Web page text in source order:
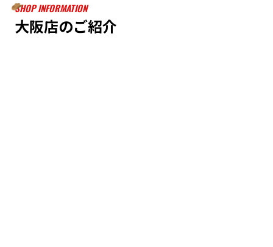
SHOP INFORMATION
大阪店のご紹介